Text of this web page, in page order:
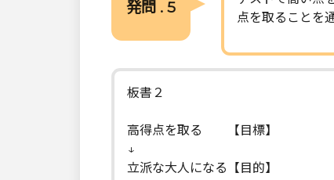
発問 . 5
点を取ることを
板書２
高得点を取る 【目標】
↓
立派な大人になる【目的】